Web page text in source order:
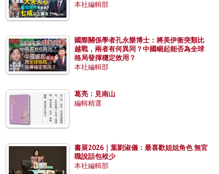
本社編輯部
國際關係學者孔永樂博士：將美伊衝突類比
越戰，兩者有何異同？中國崛起能否為全球
格局發揮穩定效用？
本社編輯部
葛亮：見南山
編輯精選
書展2026｜葉劉淑儀：最喜歡姐姐角色 無官
職說話包袱少
本社編輯部